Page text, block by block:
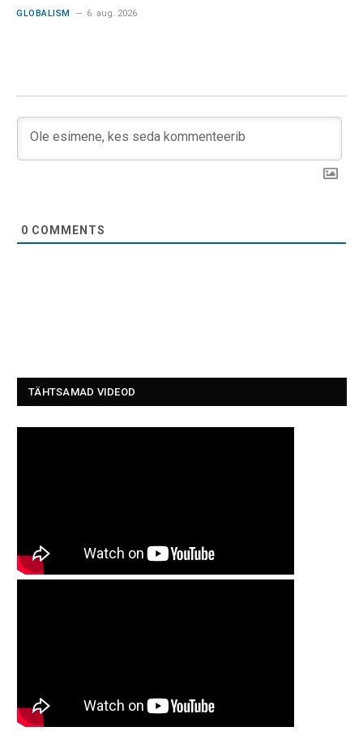
GLOBALISM 6. aug. 2026
0 COMMENTS
TÄHTSAMAD VIDEOD